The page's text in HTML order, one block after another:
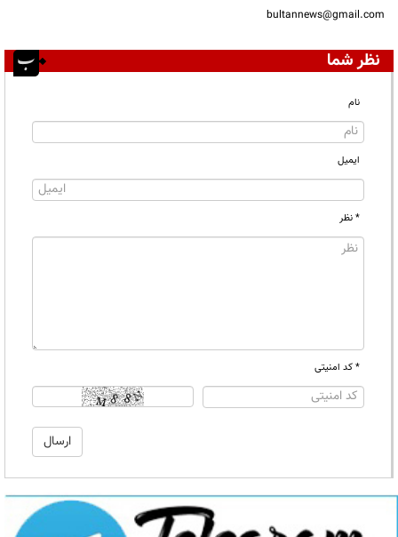
bultannews@gmail.com
نظر شما
نام
ایمیل
* نظر
* کد امنیتی